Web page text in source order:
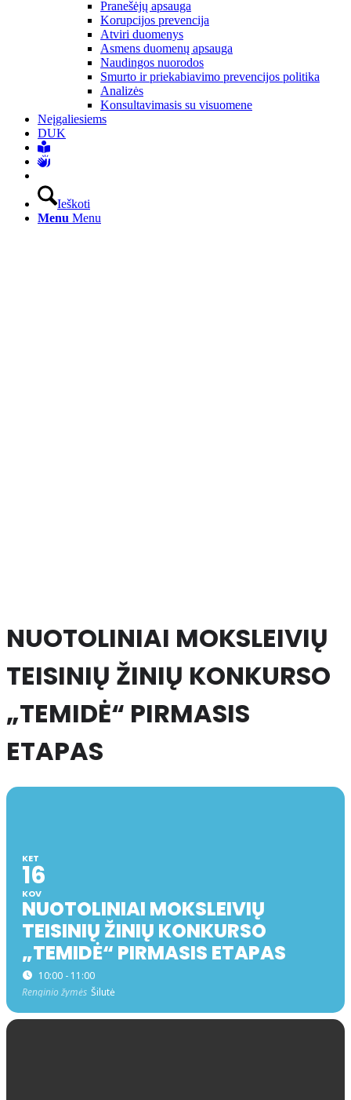
Pranešėjų apsauga
Korupcijos prevencija
Atviri duomenys
Asmens duomenų apsauga
Naudingos nuorodos
Smurto ir priekabiavimo prevencijos politika
Analizės
Konsultavimasis su visuomene
Neįgaliesiems
DUK
Ieškoti
Menu Menu
NUOTOLINIAI MOKSLEIVIŲ
TEISINIŲ ŽINIŲ KONKURSO
„TEMIDĖ“ PIRMASIS
ETAPAS
KET
16
KOV
NUOTOLINIAI MOKSLEIVIŲ
TEISINIŲ ŽINIŲ KONKURSO
„TEMIDĖ“ PIRMASIS ETAPAS
10:00 - 11:00
Renginio žymės Šilutė